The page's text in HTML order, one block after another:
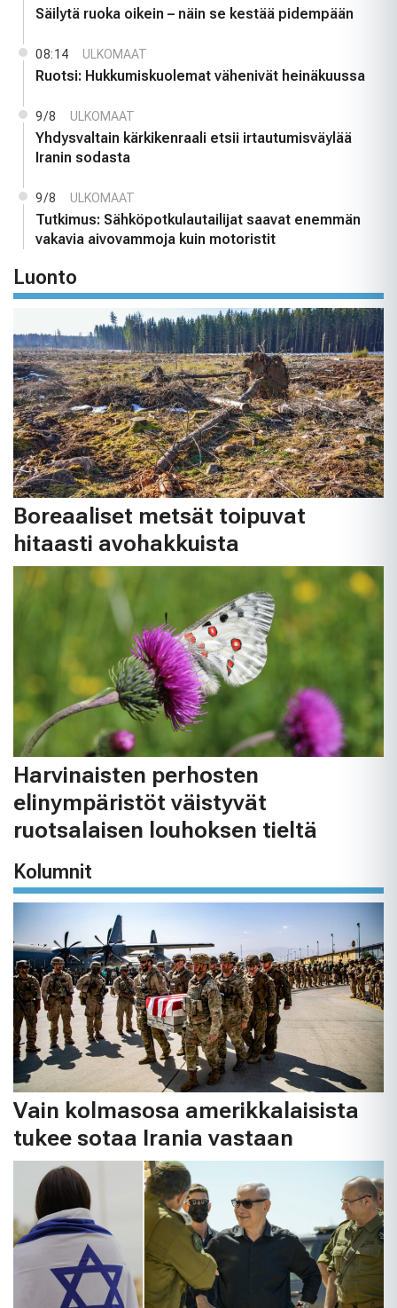
Säilytä ruoka oikein – näin se kestää pidempään
08:14 ULKOMAAT
Ruotsi: Hukkumiskuolemat vähenivät heinäkuussa
9/8 ULKOMAAT
Yhdysvaltain kärkikenraali etsii irtautumisväylää
Iranin sodasta
9/8 ULKOMAAT
Tutkimus: Sähköpotkulautailijat saavat enemmän
vakavia aivovammoja kuin motoristit
Luonto
Boreaaliset metsät toipuvat
hitaasti avohakkuista
Harvinaisten perhosten
elinympäristöt väistyvät
ruotsalaisen louhoksen tieltä
Kolumnit
Vain kolmasosa amerikkalaisista
tukee sotaa Irania vastaan